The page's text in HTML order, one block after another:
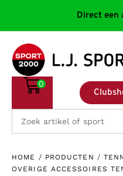
Direct een
0
HOME / PRODUCTEN /
OVERIGE ACCESSOIRES